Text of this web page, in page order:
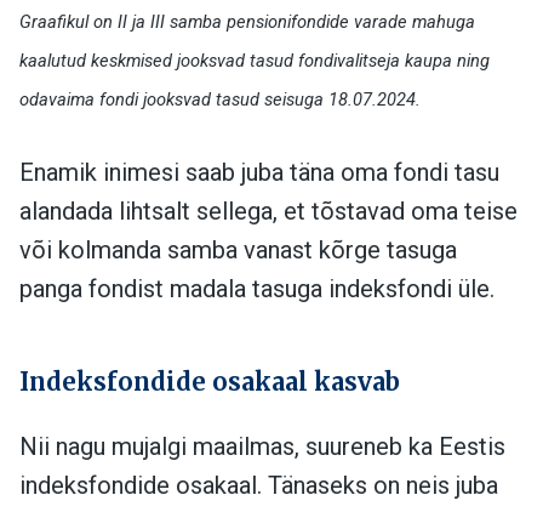
Graafikul on II ja III samba pensionifondide varade mahuga
kaalutud keskmised jooksvad tasud fondivalitseja kaupa ning
odavaima fondi jooksvad tasud seisuga 18.07.2024.
Enamik inimesi saab juba täna oma fondi tasu
alandada lihtsalt sellega, et tõstavad oma teise
või kolmanda samba vanast kõrge tasuga
panga fondist madala tasuga indeksfondi üle.
Indeksfondide osakaal kasvab
Nii nagu mujalgi maailmas, suureneb ka Eestis
indeksfondide osakaal. Tänaseks on neis juba